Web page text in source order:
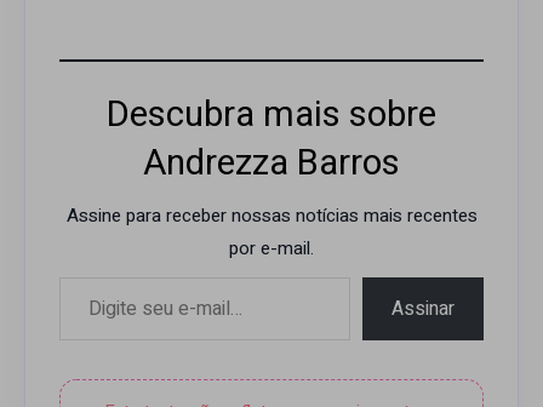
Descubra mais sobre
Andrezza Barros
Assine para receber nossas notícias mais recentes
por e-mail.
Assinar